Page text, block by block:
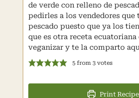
de verde con relleno de
pedirles a los vendedores que
pescado puesto que ya los
que es otra receta
veganizar y te la comparto
5from 3votes
Print Recipe